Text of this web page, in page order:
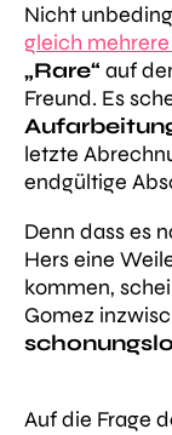
Nicht
gleich mehrere
„Rare“ auf
Freund. Es
letzte
endgültige
Denn dass es
Hers eine
kommen,
Gomez
Auf die Frage